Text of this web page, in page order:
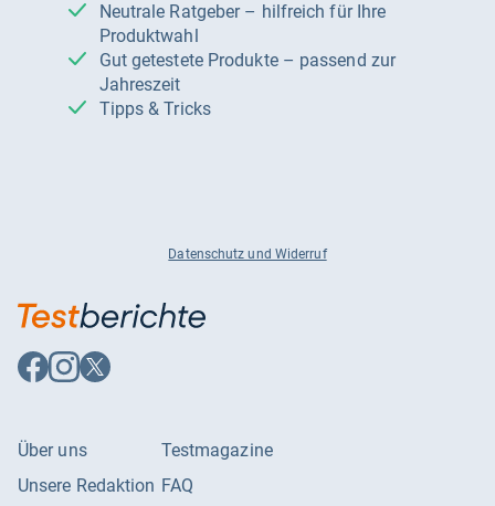
Neutrale Ratgeber – hilfreich für Ihre
Produktwahl
Gut getestete Produkte – passend zur
Jahreszeit
Tipps & Tricks
Datenschutz und Widerruf
Auf
Facebook
Auf
Instagram
Auf
X
Über uns
Unsere Redaktion
Testmagazine
FAQ